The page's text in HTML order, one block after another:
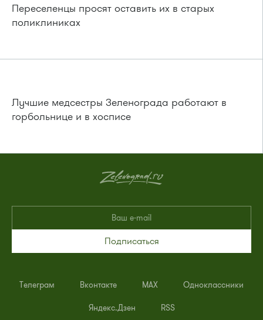
Переселенцы просят оставить их в старых
поликлиниках
Лучшие медсестры Зеленограда работают в
горбольнице и в хосписе
Подписаться
Телеграм Вконтакте MAX Одноклассники
Яндекс.Дзен RSS